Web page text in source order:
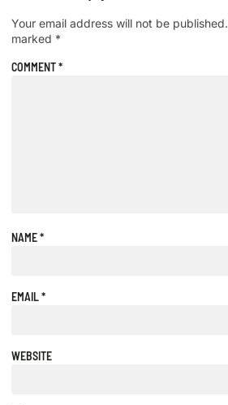
Your email address will not be published.
marked *
COMMENT*
NAME*
EMAIL*
WEBSITE